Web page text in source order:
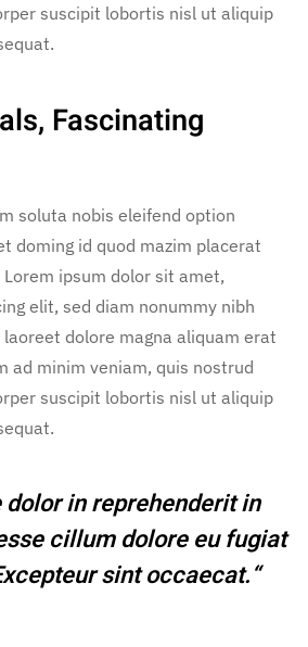
suscipit lobortis nisl ut aliquip
Fascinating
soluta nobis eleifend option
doming id quod mazim placerat
ipsum dolor sit amet,
elit, sed diam nonummy nibh
dolore magna aliquam erat
ad minim veniam, quis nostrud
suscipit lobortis nisl ut aliquip
dolor in reprehenderit in
cillum dolore eu fugiat
sint occaecat.“